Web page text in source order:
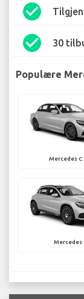
check_circle
check_circle 30
Populære
Mercedes C
Mercedes